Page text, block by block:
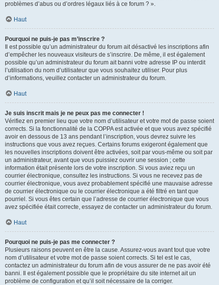
problèmes d’abus ou d’ordres légaux liés à ce forum ? ».
Haut
Pourquoi ne puis-je pas m’inscrire ?
Il est possible qu’un administrateur du forum ait désactivé les inscriptions afin
d’empêcher les nouveaux visiteurs de s’inscrire. De même, il est également
possible qu’un administrateur du forum ait banni votre adresse IP ou interdit
l’utilisation du nom d’utilisateur que vous souhaitez utiliser. Pour plus
d’informations, veuillez contacter un administrateur du forum.
Haut
Je suis inscrit mais je ne peux pas me connecter !
Vérifiez en premier lieu que votre nom d’utilisateur et votre mot de passe soient
corrects. Si la fonctionnalité de la COPPA est activée et que vous avez spécifié
avoir en dessous de 13 ans pendant l’inscription, vous devrez suivre les
instructions que vous avez reçues. Certains forums exigeront également que
les nouvelles inscriptions doivent être activées, soit par vous-même ou soit par
un administrateur, avant que vous puissiez ouvrir une session ; cette
information était présente lors de votre inscription. Si vous aviez reçu un
courrier électronique, consultez les instructions. Si vous ne recevez pas de
courrier électronique, vous avez probablement spécifié une mauvaise adresse
de courrier électronique ou le courrier électronique a été filtré en tant que
pourriel. Si vous êtes certain que l’adresse de courrier électronique que vous
avez spécifiée était correcte, essayez de contacter un administrateur du forum.
Haut
Pourquoi ne puis-je pas me connecter ?
Plusieurs raisons peuvent en être la cause. Assurez-vous avant tout que votre
nom d’utilisateur et votre mot de passe soient corrects. Si tel est le cas,
contactez un administrateur du forum afin de vous assurer de ne pas avoir été
banni. Il est également possible que le propriétaire du site internet ait un
problème de configuration et qu’il soit nécessaire de la corriger.